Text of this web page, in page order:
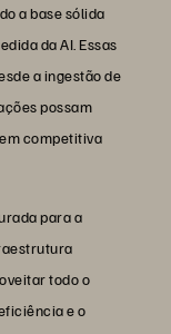
a base sólida
da AI. Essas
a ingestão de
possam
competitiva
para a
todo o
e o